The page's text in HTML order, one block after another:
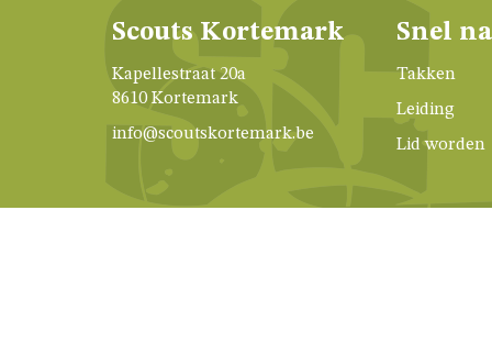
Scouts Kortemark
Kapellestraat 20a
8610 Kortemark
info@scoutskortemark.be
Snel
Takken
Leiding
Lid worden